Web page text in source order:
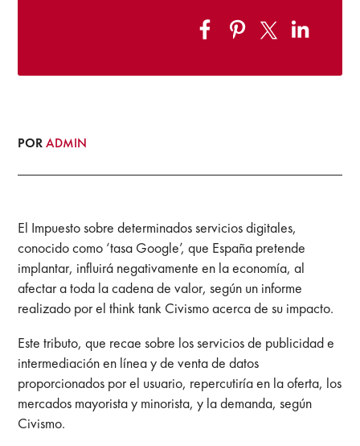
PORADMIN
El Impuesto sobre determinados servicios digitales,
conocido como ‘tasa Google’, que España pretende
implantar, influirá negativamente en la economía, al
afectar a toda la cadena de valor, según un informe
realizado por el think tank Civismo acerca de su impacto.
Este tributo, que recae sobre los servicios de publicidad e
intermediación en línea y de venta de datos
proporcionados por el usuario, repercutiría en la oferta, los
mercados mayorista y minorista, y la demanda, según
Civismo.